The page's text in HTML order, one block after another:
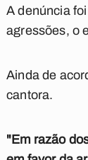
A denúncia
agressões, o
Ainda de
cantora.
"Em razão